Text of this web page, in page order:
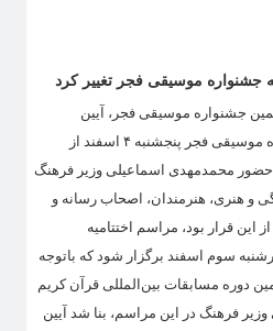
جشنواره موسیقی فجر تغییر کرد
جشنواره موسیقی فجر، آیین
اختتامیه سی و هشتمین جشنواره موسیقی فجر پنجشنبه ۴ اسفند از
و با حضور محمدمهدی اسماعیلی وزیر فرهنگ
و هنری، هنرمندان، اصحاب رسانه و
این قرار بود، مراسم اختتامیه
سوم اسفند برگزار شود که باتوجه
دوره مسابقات بین‌المللی قرآن کریم
فرهنگ در این مراسم، بنا شد آیین